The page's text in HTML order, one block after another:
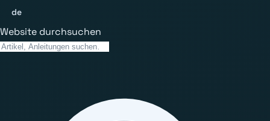
de
Website durchsuchen